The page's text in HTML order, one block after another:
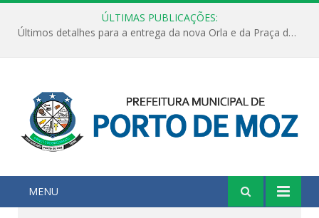
ÚLTIMAS PUBLICAÇÕES:
Últimos detalhes para a entrega da nova Orla e da Praça do Praião
MENU